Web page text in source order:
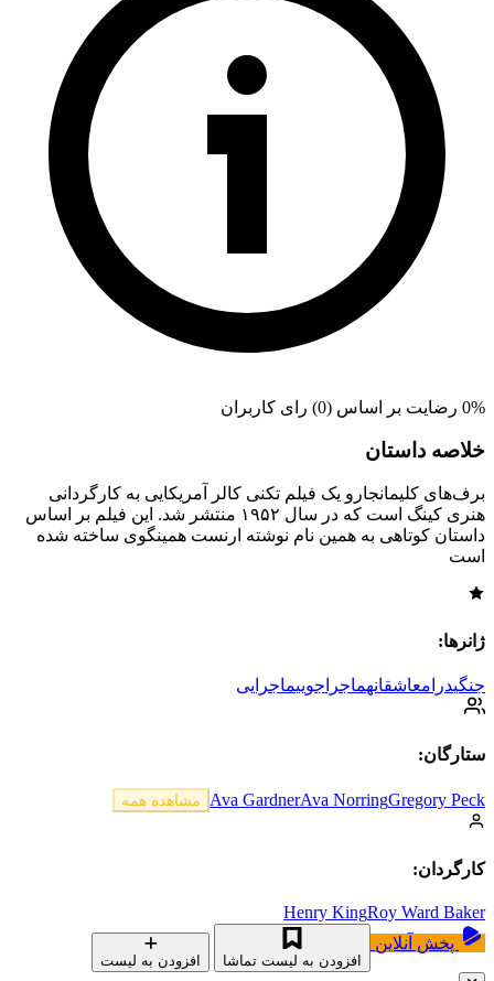
0% رضایت بر اساس (0) رای کاربران
خلاصه داستان
برف‌های کلیمانجارو یک فیلم تکنی کالر آمریکایی به کارگردانی
هنری کینگ است که در سال ۱۹۵۲ منتشر شد. این فیلم بر اساس
داستان کوتاهی به همین نام نوشته ارنست همینگوی ساخته شده
است
ژانرها:
جنگیدرامعاشقانهماجراجوییماجرایی
ستارگان:
Ava GardnerAva NorringGregory Peck مشاهده همه
کارگردان:
Henry KingRoy Ward Baker
پخش آنلاین
افزودن به لیست تماشا افزودن به لیست